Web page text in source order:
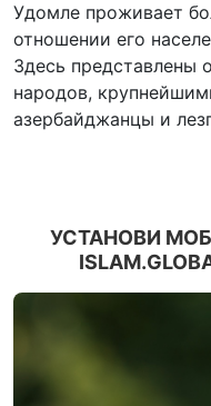
Удомле проживает
отношении его
Здесь представлены
народов,
азербайджанцы и
УСТАНОВИ